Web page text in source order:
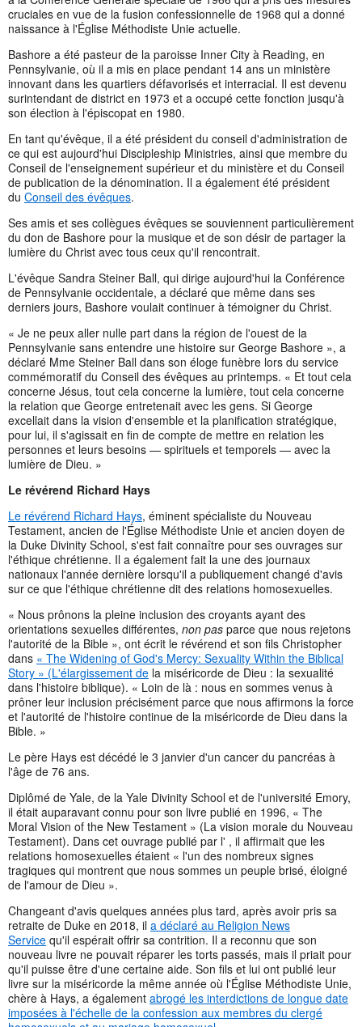
cruciales en vue de la fusion confessionnelle de 1968 qui a donné
naissance à l'Église Méthodiste Unie actuelle.
Bashore a été pasteur de la paroisse Inner City à Reading, en
Pennsylvanie, où il a mis en place pendant 14 ans un ministère
innovant dans les quartiers défavorisés et interracial. Il est devenu
surintendant de district en 1973 et a occupé cette fonction jusqu'à
son élection à l'épiscopat en 1980.
En tant qu'évêque, il a été président du conseil d'administration de
ce qui est aujourd'hui Discipleship Ministries, ainsi que membre du
Conseil de l'enseignement supérieur et du ministère et du Conseil
de publication de la dénomination. Il a également été président
du Conseil des évêques.
Ses amis et ses collègues évêques se souviennent particulièrement
du don de Bashore pour la musique et de son désir de partager la
lumière du Christ avec tous ceux qu'il rencontrait.
L'évêque Sandra Steiner Ball, qui dirige aujourd'hui la Conférence
de Pennsylvanie occidentale, a déclaré que même dans ses
derniers jours, Bashore voulait continuer à témoigner du Christ.
« Je ne peux aller nulle part dans la région de l'ouest de la
Pennsylvanie sans entendre une histoire sur George Bashore », a
déclaré Mme Steiner Ball dans son éloge funèbre lors du service
commémoratif du Conseil des évêques au printemps. « Et tout cela
concerne Jésus, tout cela concerne la lumière, tout cela concerne
la relation que George entretenait avec les gens. Si George
excellait dans la vision d'ensemble et la planification stratégique,
pour lui, il s'agissait en fin de compte de mettre en relation les
personnes et leurs besoins — spirituels et temporels — avec la
lumière de Dieu. »
Le révérend Richard Hays
Le révérend Richard Hays, éminent spécialiste du Nouveau
Testament, ancien de l'Église Méthodiste Unie et ancien doyen de
la Duke Divinity School, s'est fait connaître pour ses ouvrages sur
l'éthique chrétienne. Il a également fait la une des journaux
nationaux l'année dernière lorsqu'il a publiquement changé d'avis
sur ce que l'éthique chrétienne dit des relations homosexuelles.
« Nous prônons la pleine inclusion des croyants ayant des
orientations sexuelles différentes, non pas parce que nous rejetons
l'autorité de la Bible », ont écrit le révérend et son fils Christopher
dans « The Widening of God's Mercy: Sexuality Within the Biblical
Story » (L'élargissement de la miséricorde de Dieu : la sexualité
dans l'histoire biblique). « Loin de là : nous en sommes venus à
prôner leur inclusion précisément parce que nous affirmons la force
et l'autorité de l'histoire continue de la miséricorde de Dieu dans la
Bible. »
Le père Hays est décédé le 3 janvier d'un cancer du pancréas à
l'âge de 76 ans.
Diplômé de Yale, de la Yale Divinity School et de l'université Emory,
il était auparavant connu pour son livre publié en 1996, « The
Moral Vision of the New Testament » (La vision morale du Nouveau
Testament). Dans cet ouvrage publié par l' , il affirmait que les
relations homosexuelles étaient « l'un des nombreux signes
tragiques qui montrent que nous sommes un peuple brisé, éloigné
de l'amour de Dieu ».
Changeant d'avis quelques années plus tard, après avoir pris sa
retraite de Duke en 2018, il a déclaré au Religion News
Service qu'il espérait offrir sa contrition. Il a reconnu que son
nouveau livre ne pouvait réparer les torts passés, mais il priait pour
qu'il puisse être d'une certaine aide. Son fils et lui ont publié leur
livre sur la miséricorde la même année où l'Église Méthodiste Unie,
chère à Hays, a également abrogé les interdictions de longue date
imposées à l'échelle de la confession aux membres du clergé